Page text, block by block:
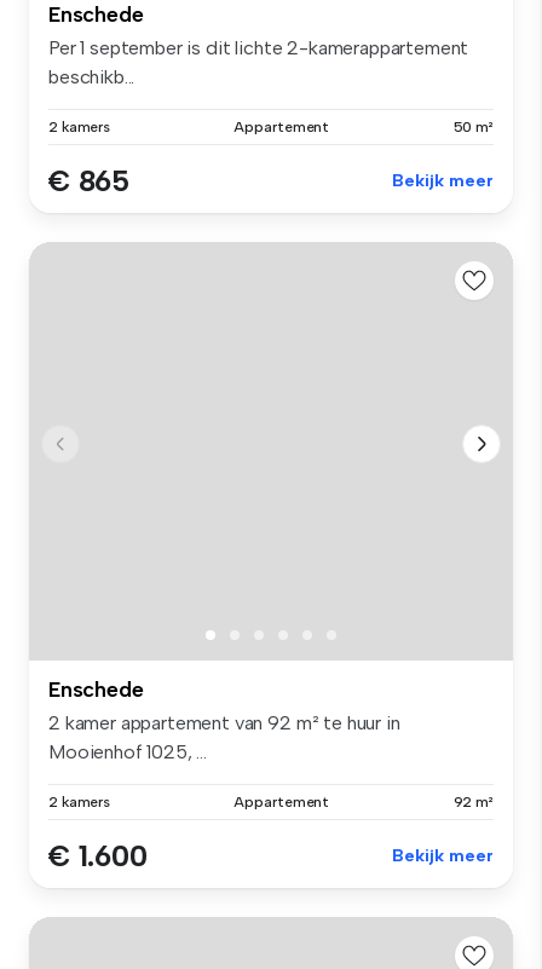
Enschede
Per 1 september is dit lichte 2-kamerappartement
beschikb...
2 kamers Appartement 50 m²
€ 865 Bekijk meer
Enschede
2 kamer appartement van 92 m² te huur in
Mooienhof 1025, ...
2 kamers Appartement 92 m²
€ 1.600 Bekijk meer